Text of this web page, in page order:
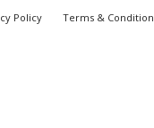
Policy Terms &